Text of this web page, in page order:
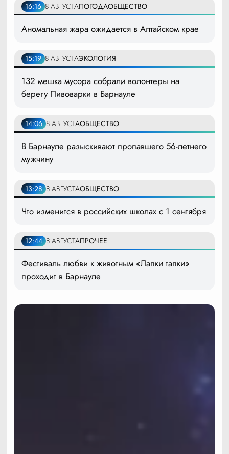
16:16 8 АВГУСТАПОГОДАОБЩЕСТВО
Аномальная жара ожидается в Алтайском крае
15:19 8 АВГУСТАЭКОЛОГИЯ
132 мешка мусора собрали волонтеры на
берегу Пивоварки в Барнауле
14:06 8 АВГУСТАОБЩЕСТВО
В Барнауле разыскивают пропавшего 56-летнего
мужчину
13:28 8 АВГУСТАОБЩЕСТВО
Что изменится в российских школах с 1 сентября
12:44 8 АВГУСТАПРОЧЕЕ
Фестиваль любви к животным «Лапки тапки»
проходит в Барнауле